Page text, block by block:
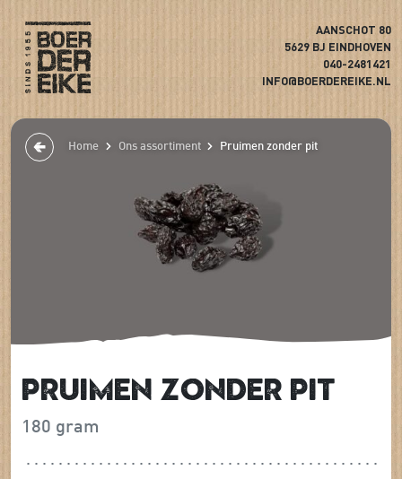
AANSCHOT 80
5629 BJ EINDHOVEN
040-2481421
INFO@BOERDEREIKE.NL
Home Ons assortiment Pruimen zonder pit
Pruimen zonder pit
180 gram